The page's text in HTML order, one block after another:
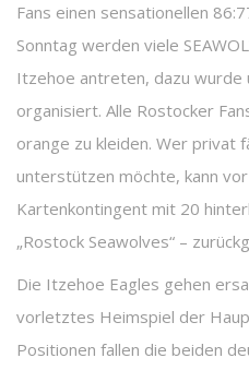
Fans einen sensationellen
Sonntag werden viele
Itzehoe antreten, dazu wurde
organisiert. Alle Rostocker
orange zu kleiden. Wer privat
unterstützen möchte, kann
Kartenkontingent mit 20
„Rostock Seawolves“ –
Die Itzehoe Eagles gehen
vorletztes Heimspiel der
Positionen fallen die beiden